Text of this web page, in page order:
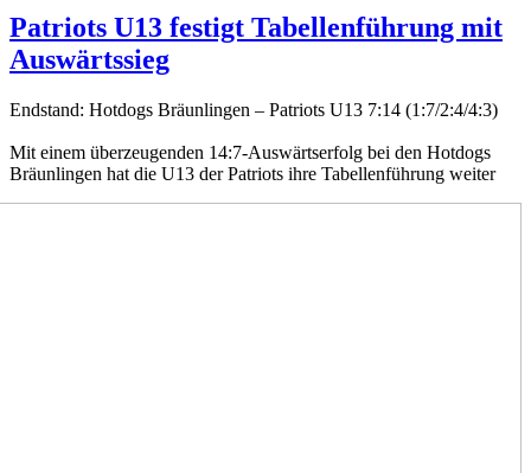
Patriots U13 festigt Tabellenführung mit
Auswärtssieg
Endstand: Hotdogs Bräunlingen – Patriots U13 7:14 (1:7/2:4/4:3)
Mit einem überzeugenden 14:7-Auswärtserfolg bei den Hotdogs
Bräunlingen hat die U13 der Patriots ihre Tabellenführung weiter